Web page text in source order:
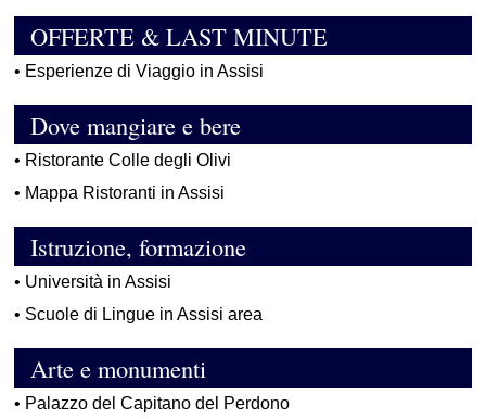
OFFERTE & LAST MINUTE
• Esperienze di Viaggio in Assisi
Dove mangiare e bere
• Ristorante Colle degli Olivi
• Mappa Ristoranti in Assisi
Istruzione, formazione
• Università in Assisi
• Scuole di Lingue in Assisi area
Arte e monumenti
• Palazzo del Capitano del Perdono